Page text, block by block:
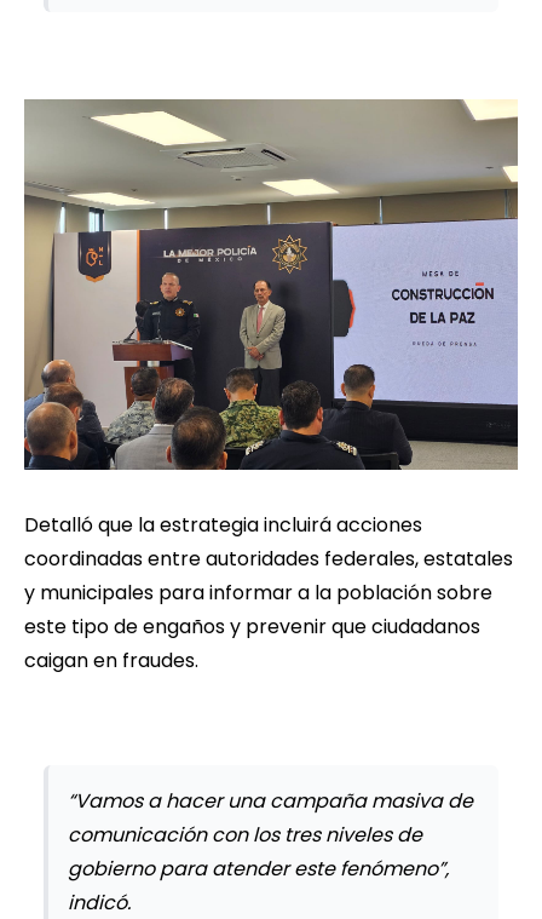
Detalló que la estrategia incluirá acciones
coordinadas entre autoridades federales, estatales
y municipales para informar a la población sobre
este tipo de engaños y prevenir que ciudadanos
caigan en fraudes.
“Vamos a hacer una campaña masiva de
comunicación con los tres niveles de
gobierno para atender este fenómeno”,
indicó.